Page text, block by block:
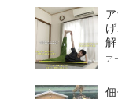
解
ア